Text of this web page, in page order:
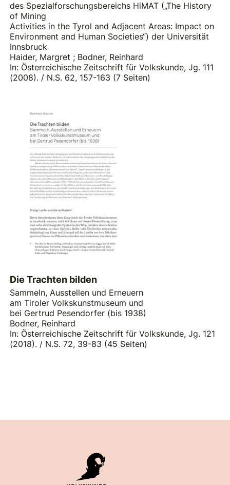
des Spezialforschungsbereichs HiMAT („The History
of Mining
Activities in the Tyrol and Adjacent Areas: Impact on
Environment and Human Societies“) der Universität
Innsbruck
Haider, Margret ; Bodner, Reinhard
In: Österreichische Zeitschrift für Volkskunde, Jg. 111
(2008). / N.S. 62, 157-163 (7 Seiten)
Die Trachten bilden
Sammeln, Ausstellen und Erneuern
am Tiroler Volkskunstmuseum und
bei Gertrud Pesendorfer (bis 1938)
Bodner, Reinhard
In: Österreichische Zeitschrift für Volkskunde, Jg. 121
(2018). / N.S. 72, 39-83 (45 Seiten)